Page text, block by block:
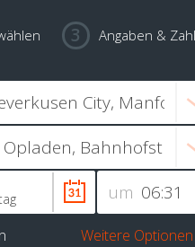
Angaben &
um
Weitere Optionen